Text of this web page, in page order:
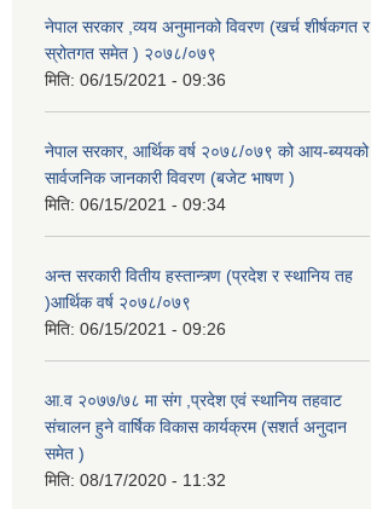
नेपाल सरकार ,व्यय अनुमानको विवरण (खर्च शीर्षकगत र
स्रोतगत समेत ) २०७८/०७९
मिति: 06/15/2021 - 09:36
नेपाल सरकार, आर्थिक वर्ष २०७८/०७९ को आय-ब्ययको
सार्वजनिक जानकारी विवरण (बजेट भाषण )
मिति: 06/15/2021 - 09:34
अन्त सरकारी वितीय हस्तान्त्र्ण (प्रदेश र स्थानिय तह
)आर्थिक वर्ष २०७८/०७९
मिति: 06/15/2021 - 09:26
आ.व २०७७/७८ मा संग ,प्रदेश एवं स्थानिय तहवाट
संचालन हुने वार्षिक विकास कार्यक्रम (सशर्त अनुदान
समेत )
मिति: 08/17/2020 - 11:32